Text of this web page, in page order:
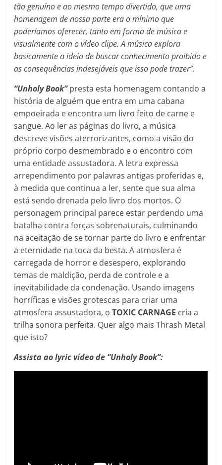
tão genuíno e ao mesmo tempo divertido, que uma
homenagem de nossa parte era o mínimo que
poderíamos oferecer, tanto em forma de música e
visualmente com o vídeo clipe. A música explora
basicamente a ideia de buscar conhecimento proibido e
as consequências indesejáveis que isso pode trazer”.
“Unholy Book”presta esta homenagem contando a
história de alguém que entra em uma cabana
empoeirada e encontra um livro feito de carne e
sangue. Ao ler as páginas do livro, a música
descreve visões aterrorizantes, como a visão do
próprio corpo desmembrado e o encontro com
uma entidade assustadora. A letra expressa
arrependimento por palavras antigas proferidas e,
à medida que continua a ler, sente que sua alma
está sendo drenada pelo livro dos mortos. O
personagem principal parece estar perdendo uma
batalha contra forças sobrenaturais, culminando
na aceitação de se tornar parte do livro e enfrentar
a eternidade na toca da besta. A atmosfera é
carregada de horror e desespero, explorando
temas de maldição, perda de controle e a
inevitabilidade da condenação. Usando imagens
horríficas e visões grotescas para criar uma
atmosfera assustadora, oTOXIC CARNAGE cria a
trilha sonora perfeita. Quer algo mais Thrash Metal
que isto?
Assista ao lyric vídeo de “Unholy Book”: